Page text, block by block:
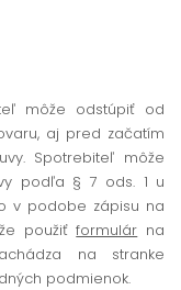
môže odstúpiť od
aj pred začatím
Spotrebiteľ môže
podľa § 7 ods. 1 u
v podobe zápisu na
použiťformulár na
na stranke
podmienok.